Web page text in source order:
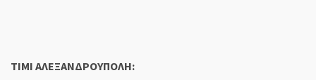
TIMI ΑΛΕΞΑΝΔΡΟΥΠΟΛΗ: